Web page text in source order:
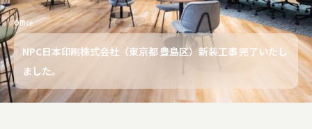
Office
NPC日本印刷株式会社（東京都 豊島区）新装工事 完了いたし
ました。